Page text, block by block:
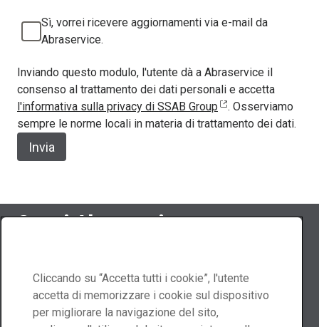
Sì, vorrei ricevere aggiornamenti via e-mail da
Abraservice.
Inviando questo modulo, l'utente dà a Abraservice il
consenso al trattamento dei dati personali e accetta
l'informativa sulla privacy di SSAB Group
. Osserviamo
sempre le norme locali in materia di trattamento dei dati.
Invia
Segui Abraservice
Contattaci
Cliccando su “Accetta tutti i cookie”, l'utente
accetta di memorizzare i cookie sul dispositivo
per migliorare la navigazione del sito,